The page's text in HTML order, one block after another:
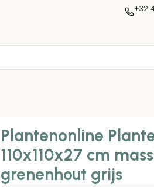
+32
Plantenonline
110x110x27 cm
grenenhout grijs